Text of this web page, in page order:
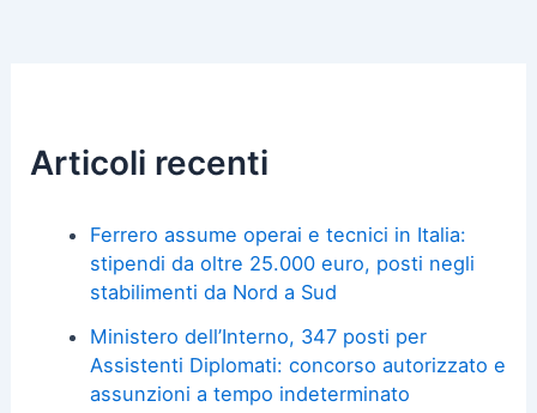
Articoli recenti
Ferrero assume operai e tecnici in Italia:
stipendi da oltre 25.000 euro, posti negli
stabilimenti da Nord a Sud
Ministero dell’Interno, 347 posti per
Assistenti Diplomati: concorso autorizzato e
assunzioni a tempo indeterminato